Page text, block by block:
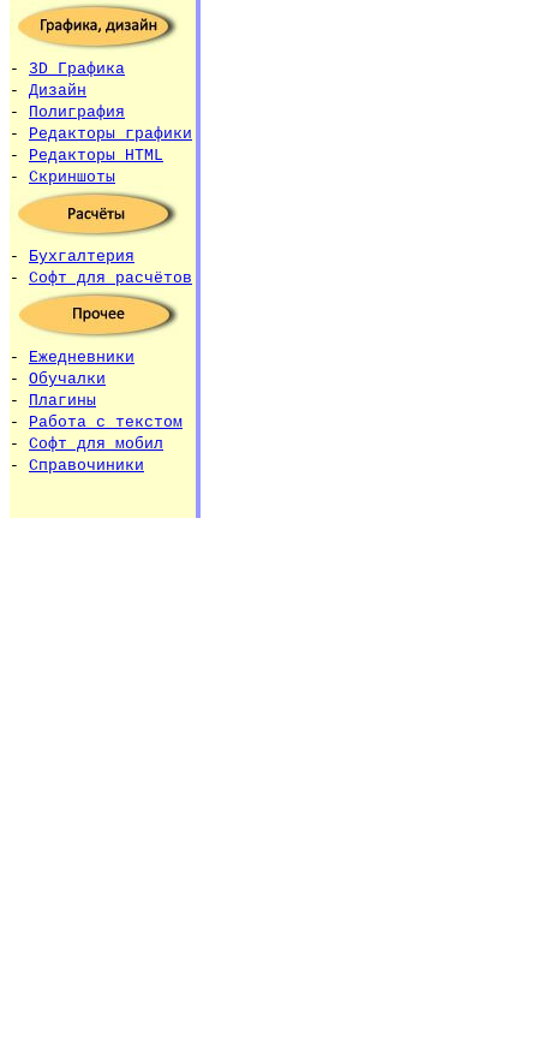
- 3D Графика
- Дизайн
- Полиграфия
- Редакторы графики
- Редакторы HTML
- Скриншоты
- Бухгалтерия
- Софт для расчётов
- Ежедневники
- Обучалки
- Плагины
- Работа с текстом
- Софт для мобил
- Справочиники